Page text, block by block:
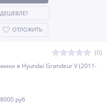
(0)
в Hyundai Grandeur V (2011-
руб
ОТЛОЖИТЬ